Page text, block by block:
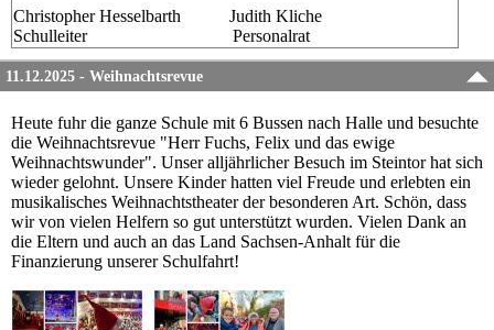
Christopher Hesselbarth Judith Kliche
Schulleiter Personalrat
11.12.2025 - Weihnachtsrevue
Heute fuhr die ganze Schule mit 6 Bussen nach Halle und besuchte
die Weihnachtsrevue "Herr Fuchs, Felix und das ewige
Weihnachtswunder". Unser alljährlicher Besuch im Steintor hat sich
wieder gelohnt. Unsere Kinder hatten viel Freude und erlebten ein
musikalisches Weihnachtstheater der besonderen Art. Schön, dass
wir von vielen Helfern so gut unterstützt wurden. Vielen Dank an
die Eltern und auch an das Land Sachsen-Anhalt für die
Finanzierung unserer Schulfahrt!